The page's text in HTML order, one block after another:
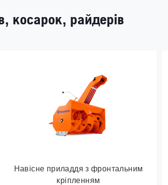
косарок, райдерів
Навісне приладдя з фронтальним
кріпленням